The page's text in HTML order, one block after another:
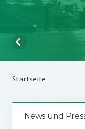
Startseite
News und